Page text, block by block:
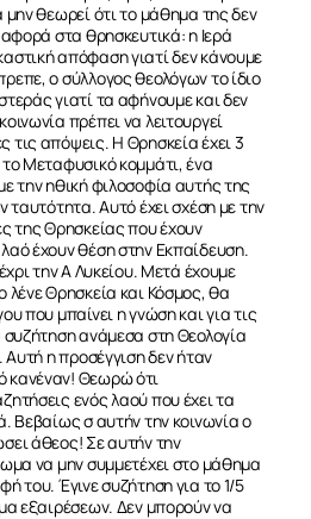
μην θεωρεί ότι το μάθημα της δεν
στα θρησκευτικά: η Ιερά
απόφαση γιατί δεν κάνουμε
ο σύλλογος θεολόγων το ίδιο
γιατί τα αφήνουμε και δεν
πρέπει να λειτουργεί
τις απόψεις. Η Θρησκεία έχει 3
Μεταφυσικό κομμάτι, ένα
την ηθική φιλοσοφία αυτής της
ταυτότητα. Αυτό έχει σχέση με την
της Θρησκείας που έχουν
έχουν θέση στην Εκπαίδευση.
την Α Λυκείου. Μετά έχουμε
λένε Θρησκεία και Κόσμος, θα
που μπαίνει η γνώση και για τις
συζήτηση ανάμεσα στη Θεολογία
Αυτή η προσέγγιση δεν ήταν
κανέναν! Θεωρώ ότι
ενός λαού που έχει τα
Βεβαίως σ αυτήν την κοινωνία ο
άθεος! Σε αυτήν την
να μην συμμετέχει στο μάθημα
του. Έγινε συζήτηση για το 1/5
εξαιρέσεων. Δεν μπορούν να